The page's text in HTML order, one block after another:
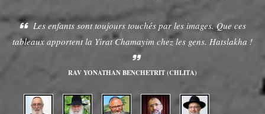
Les enfants sont toujours touchés par les images. Que ces
tableaux apportent la Yirat Chamayim chez les gens. Hatslakha !
RAV YONATHAN BENCHETRIT (CHLITA)